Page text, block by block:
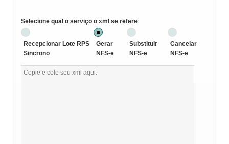
Selecione qual o serviço o xml se refere
Recepcionar Lote RPS
Sincrono
Gerar
NFS-e
Substituir
NFS-e
Cancelar
NFS-e